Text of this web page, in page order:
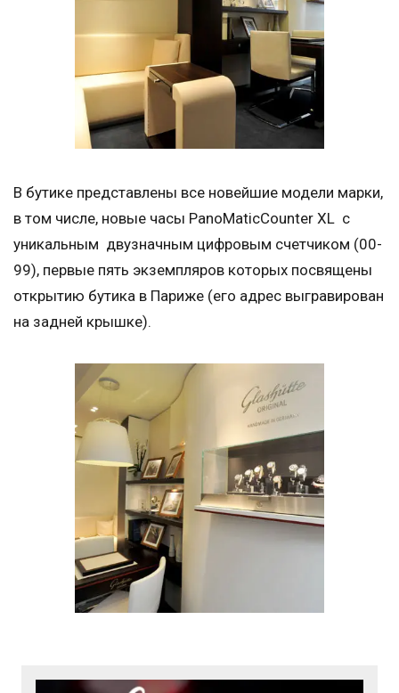
В бутике представлены все новейшие модели марки,
в том числе, новые часы PanoMaticCounter XL с
уникальным двузначным цифровым счетчиком (00-
99), первые пять экземпляров которых посвящены
открытию бутика в Париже (его адрес выгравирован
на задней крышке).